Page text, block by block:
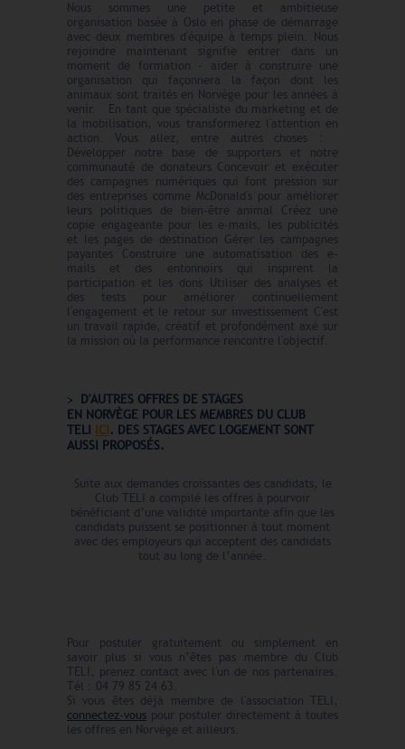
Nous sommes une petite et ambitieuse
organisation basée à Oslo en phase de démarrage
avec deux membres d'équipe à temps plein. Nous
rejoindre maintenant signifie entrer dans un
moment de formation - aider à construire une
organisation qui façonnera la façon dont les
animaux sont traités en Norvège pour les années à
venir. En tant que spécialiste du marketing et de
la mobilisation, vous transformerez l'attention en
action. Vous allez, entre autres choses :
Développer notre base de supporters et notre
communauté de donateurs Concevoir et exécuter
des campagnes numériques qui font pression sur
des entreprises comme McDonald's pour améliorer
leurs politiques de bien-être animal Créez une
copie engageante pour les e-mails, les publicités
et les pages de destination Gérer les campagnes
payantes Construire une automatisation des e-
mails et des entonnoirs qui inspirent la
participation et les dons Utiliser des analyses et
des tests pour améliorer continuellement
l'engagement et le retour sur investissement C'est
un travail rapide, créatif et profondément axé sur
la mission où la performance rencontre l'objectif.
D'AUTRES OFFRES DE STAGES
EN NORVÈGE POUR LES MEMBRES DU CLUB
TELI
ICI . DES STAGES AVEC LOGEMENT SONT
AUSSI PROPOSÉS.
Suite aux demandes croissantes des candidats, le
Club TELI a compilé les offres à pourvoir
bénéficiant d’une validité importante afin que les
candidats puissent se positionner à tout moment
avec des employeurs qui acceptent des candidats
tout au long de l’année.
Pour postuler gratuitement ou simplement en
savoir plus si vous n’êtes pas membre du Club
TELI, prenez contact avec l'un de nos partenaires.
Tél : 04 79 85 24 63.
Si vous êtes déjà membre de l'association TELI,
connectez-vous pour postuler directement à toutes
les offres en Norvège et ailleurs.